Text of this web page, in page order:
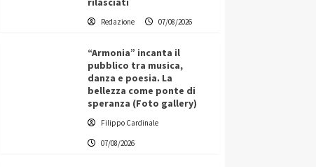
Redazione 07/08/2026
“Armonia” incanta il
pubblico tra musica,
danza e poesia. La
bellezza come ponte di
speranza (Foto gallery)
Filippo Cardinale
07/08/2026